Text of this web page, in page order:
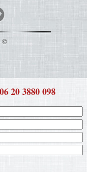
©
20 3880 098